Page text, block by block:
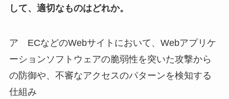
して、適切なものはどれか。
ア ECなどのWebサイトにおいて、Webアプリケ
ーションソフトウェアの脆弱性を突いた攻撃から
の防御や、不審なアクセスのパターンを検知する
仕組み